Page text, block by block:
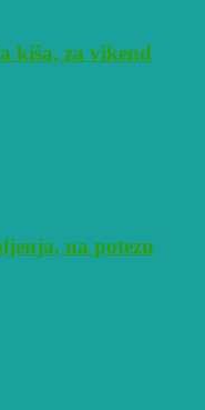
kiša, za vikend
na potezu